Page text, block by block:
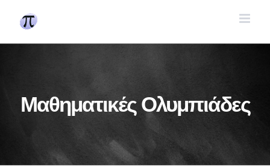
content
Μαθηματικές Ολυμπιάδες